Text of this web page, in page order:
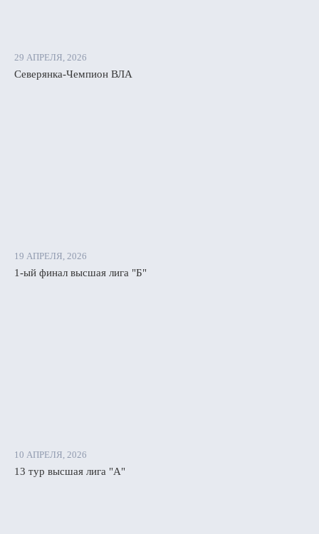
29 АПРЕЛЯ, 2026
Северянка-Чемпион ВЛА
19 АПРЕЛЯ, 2026
1-ый финал высшая лига "Б"
10 АПРЕЛЯ, 2026
13 тур высшая лига "А"